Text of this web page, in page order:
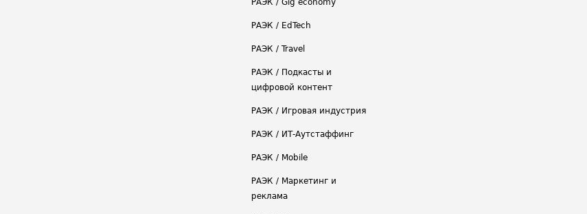
РАЭК / Gig economy
РАЭК / EdTech
РАЭК / Travel
РАЭК / Подкасты и
цифровой контент
РАЭК / Игровая индустрия
РАЭК / ИТ-Аутстаффинг
РАЭК / Mobile
РАЭК / Маркетинг и
реклама